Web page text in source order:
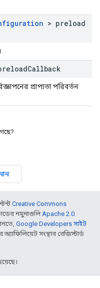
> preload
Callback
প্রাপ্যতা পরিবর্তন
Creative Commons
নমুনাগুলিApache 2.0
Google Developers সাইট
সংস্থার রেজিস্টার্ড